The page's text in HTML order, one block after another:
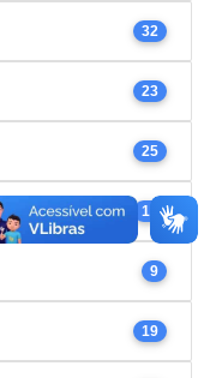
32
23
25
17
9
19